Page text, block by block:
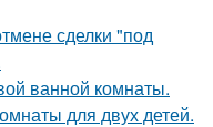
сделки "под
ванной комнаты.
для двух детей.